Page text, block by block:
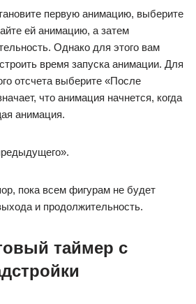
первую анимацию, выберите
ей анимацию, а затем
Однако для этого вам
время запуска анимации. Для
отсчета выберите «После
что анимация начнется, когда
анимация.
пока всем фигурам не будет
и продолжительность.
таймер с